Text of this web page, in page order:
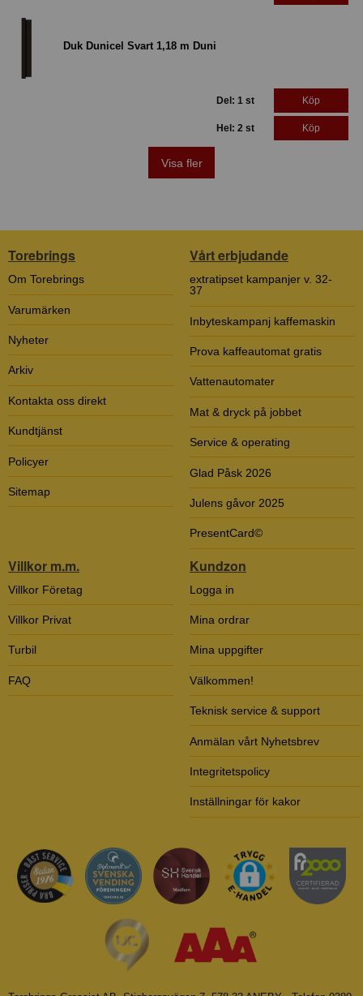
Duk Dunicel Svart 1,18 m Duni
Del: 1 st Köp
Hel: 2 st Köp
Visa fler
Torebrings
Om Torebrings
Varumärken
Nyheter
Arkiv
Kontakta oss direkt
Kundtjänst
Policyer
Sitemap
Vårt erbjudande
extratipset kampanjer v. 32-
37
Inbyteskampanj kaffemaskin
Prova kaffeautomat gratis
Vattenautomater
Mat & dryck på jobbet
Service & operating
Glad Påsk 2026
Julens gåvor 2025
PresentCard©
Villkor m.m.
Villkor Företag
Villkor Privat
Turbil
FAQ
Kundzon
Logga in
Mina ordrar
Mina uppgifter
Välkommen!
Teknisk service & support
Anmälan vårt Nyhetsbrev
Integritetspolicy
Inställningar för kakor